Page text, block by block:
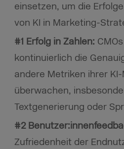
einsetzen, um die
von KI in Marketing-
#1 Erfolg in Zahlen:
kontinuierlich die
andere Metriken ihrer
überwachen,
Textgenerierung oder
#2
Zufriedenheit der